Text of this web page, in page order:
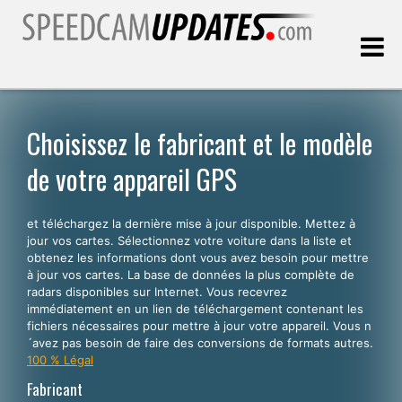
Clients
CHOISISSEZ VOTRE LANGUE
Français
English
Español
Português
Deutsch
Choisissez le fabricant et le modèle
de votre appareil GPS
et téléchargez la dernière mise à jour disponible. Mettez à
jour vos cartes. Sélectionnez votre voiture dans la liste et
obtenez les informations dont vous avez besoin pour mettre
à jour vos cartes. La base de données la plus complète de
radars disponibles sur Internet. Vous recevrez
immédiatement en un lien de téléchargement contenant les
fichiers nécessaires pour mettre à jour votre appareil. Vous n
´avez pas besoin de faire des conversions de formats autres.
100 % Légal
Fabricant